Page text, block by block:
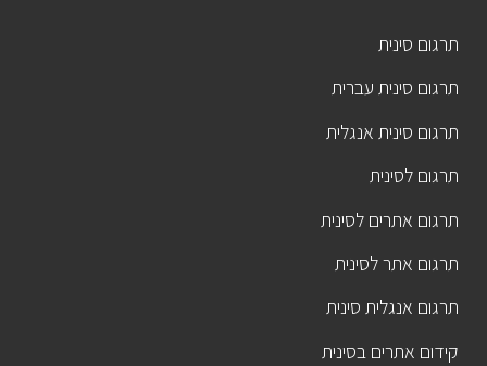
תרגום סינית
תרגום סינית עברית
תרגום סינית אנגלית
תרגום לסינית
תרגום אתרים לסינית
תרגום אתר לסינית
תרגום אנגלית סינית
קידום אתרים בסינית